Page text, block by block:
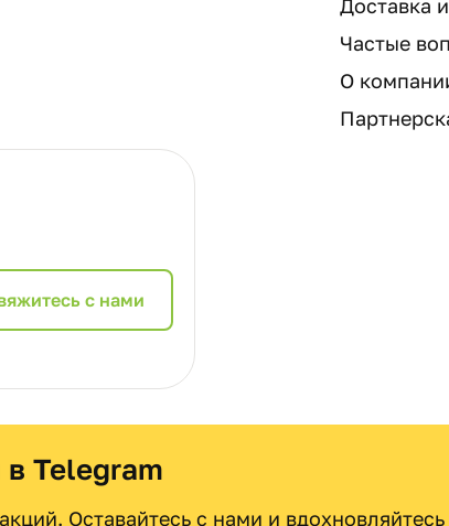
Доставка
Частые
О
с нами
Telegram
Оставайтесь с нами и